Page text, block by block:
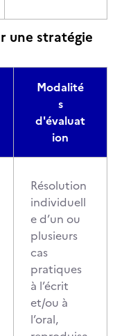
une stratégie
Modalité
s
d'évaluat
ion
Résolution
individuell
e d’un ou
plusieurs
cas
pratiques
à l’écrit
et/ou à
l’oral,